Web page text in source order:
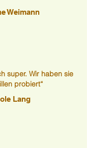
Weimann
super. Wir haben sie
probiert“
Lang